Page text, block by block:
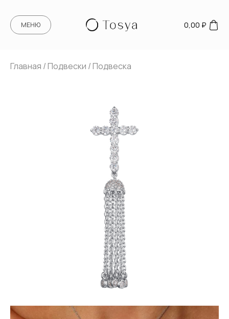
МЕНЮ 0,00 ₽
Главная /Подвески / Подвеска